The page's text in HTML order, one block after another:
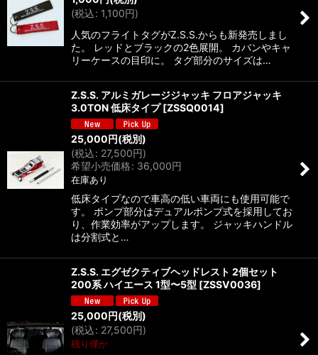
(税込: 1,100円)
人気のフライトタグがZ.S.S.からも新発売しまし
た。 レッドとブラックの2色展開。 カバンやキャ
リーケースの目印に。 タグ部分のサイズは…
Z.S.S. アルミガレージジャッキ フロアジャッキ
3.0TON 低床タイプ [ZSSQ0014]
25,000円(税別)
(税込: 27,500円)
希望小売価格: 36,000円
在庫あり
低床タイプなので車高の低い車両にも使用可能で
す。 ポンプ部分はデュアルポンプ式を採用してお
り、作業効率がアップします。 ジャッキハンドル
は分割式と…
Z.S.S. エグゼクティブヘッドレスト 2個セット
200系 ハイエース 1型〜5型 [ZSSV0036]
25,000円(税別)
(税込: 27,500円)
残り僅か